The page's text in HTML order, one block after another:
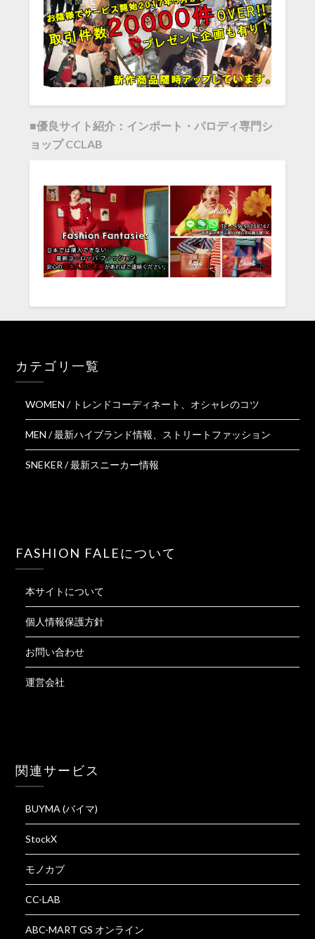
■優良サイト紹介：インポート・パロディ専門シ
ョップ CCLAB
カテゴリ一覧
WOMEN / トレンドコーディネート、オシャレのコツ
MEN / 最新ハイブランド情報、ストリートファッション
SNEKER / 最新スニーカー情報
FASHION FALEについて
本サイトについて
個人情報保護方針
お問い合わせ
運営会社
関連サービス
BUYMA (バイマ)
StockX
モノカブ
CC-LAB
ABC-MART GS オンライン